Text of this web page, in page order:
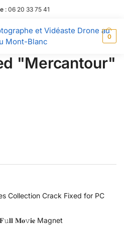
: 06 20 33 75 41
et Vidéaste Drone au
Mont-Blanc
0
"Mercantour"
Collection Crack Fixed for PC
𝐌𝐨𝚟𝐢𝐞 Magnet